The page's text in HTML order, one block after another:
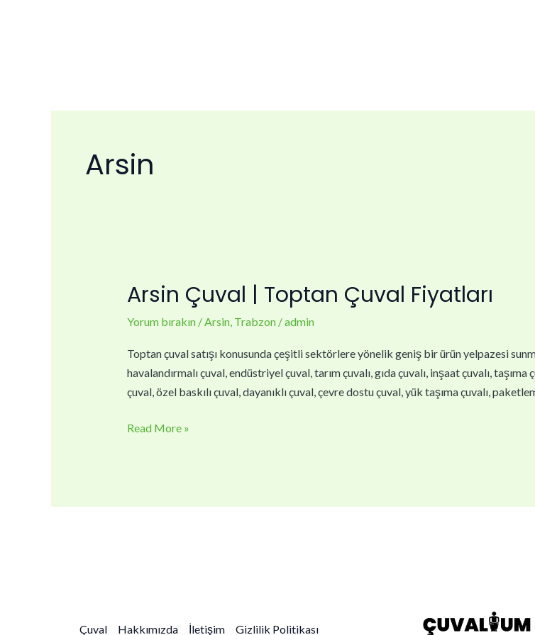
Arsin
Arsin Çuval | Toptan Çuval Fiyatları
Yorum bırakın /Arsin, Trabzon/admin
Toptan çuval satışı konusunda çeşitli sektörlere yönelik geniş bir ürün yelpazesi
havalandırmalı çuval, endüstriyel çuval, tarım çuvalı, gıda çuvalı, inşaat çuvalı,
çuval, özel baskılı çuval, dayanıklı çuval, çevre dostu çuval, yük taşıma çuvalı,
Arsin
Toptan
Çuval
Fiyatları
Read More »
Çuval Hakkımızda İletişim Gizlilik Politikası